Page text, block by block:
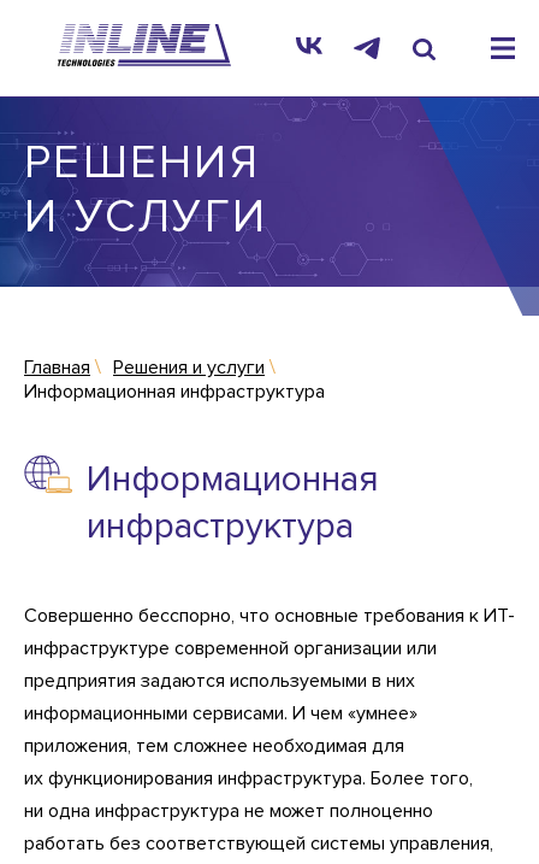
РЕШЕНИЯ
И УСЛУГИ
Главная
Решения и услуги
Информационная инфраструктура
Информационная
инфраструктура
Совершенно бесспорно, что основные требования к ИТ-
инфраструктуре современной организации или
предприятия задаются используемыми в них
информационными сервисами. И чем «умнее»
приложения, тем сложнее необходимая для
их функционирования инфраструктура. Более того,
ни одна инфраструктура не может полноценно
работать без соответствующей системы управления,